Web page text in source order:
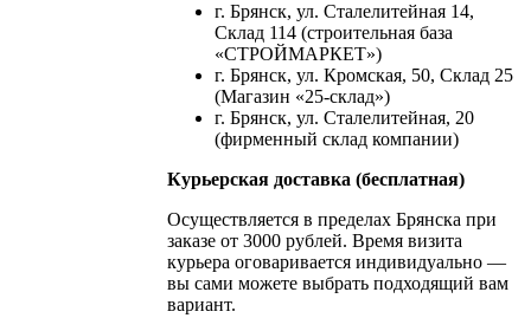
г. Брянск, ул. Сталелитейная 14,
Склад 114 (строительная база
«СТРОЙМАРКЕТ»)
г. Брянск, ул. Кромская, 50, Склад 25
(Магазин «25-склад»)
г. Брянск, ул. Сталелитейная, 20
(фирменный склад компании)
Курьерская доставка (бесплатная)
Осуществляется в пределах Брянска при
заказе от 3000 рублей. Время визита
курьера оговаривается индивидуально —
вы сами можете выбрать подходящий вам
вариант.